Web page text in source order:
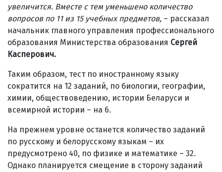
увеличится. Вместе с тем уменьшено количество
вопросов по 11 из 15 учебных предметов, – рассказал
начальник главного управления профессионального
образования Министерства образования Сергей
Касперович.
Таким образом, тест по иностранному языку
сократится на 12 заданий, по биологии, географии,
химии, обществоведению, истории Беларуси и
всемирной истории – на 6.
На прежнем уровне останется количество заданий
по русскому и белорусскому языкам – их
предусмотрено 40, по физике и математике – 32.
Однако планируется смещение в сторону заданий